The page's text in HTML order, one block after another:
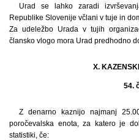
Urad se lahko zaradi
Republike Slovenije včlani v tuje in
Za udeležbo Urada v tujih
člansko vlogo mora Urad predhodno
X.
54.
Z denarno kaznijo najmanj
poročevalska enota, za katero je
statistiki, če: